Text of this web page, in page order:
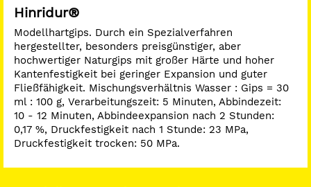
Hinridur®
Modellhartgips. Durch ein Spezialverfahren
hergestellter, besonders preisgünstiger, aber
hochwertiger Naturgips mit großer Härte und hoher
Kantenfestigkeit bei geringer Expansion und guter
Fließfähigkeit. Mischungsverhältnis Wasser : Gips = 30
ml : 100 g, Verarbeitungszeit: 5 Minuten, Abbindezeit:
10 - 12 Minuten, Abbindeexpansion nach 2 Stunden:
0,17 %, Druckfestigkeit nach 1 Stunde: 23 MPa,
Druckfestigkeit trocken: 50 MPa.